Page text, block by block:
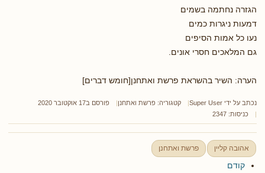
הגזרה נחתמה בשמים
דמעות ניגרות כמים
נעו כל אמות הסיפים
גם המלאכים חסרי אונים.
הערה: השיר בהשראת פרשת ואתחנן[חומש דברים]
נכתב על ידי Super User קטגוריה: פרשת ואתחנן
פורסם ב17 אוקטובר 2020
כניסות: 2347
אהובה קליין פרשת ואתחנן
קודם